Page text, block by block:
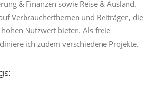
& Finanzen sowie Reise & Ausland.
Verbraucherthemen und Beiträgen, die
Nutzwert bieten. Als freie
ich zudem verschiedene Projekte.